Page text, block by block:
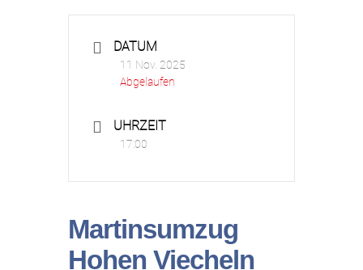
DATUM
11 Nov. 2025
Abgelaufen
UHRZEIT
17:00
Martinsumzug
Hohen Viecheln